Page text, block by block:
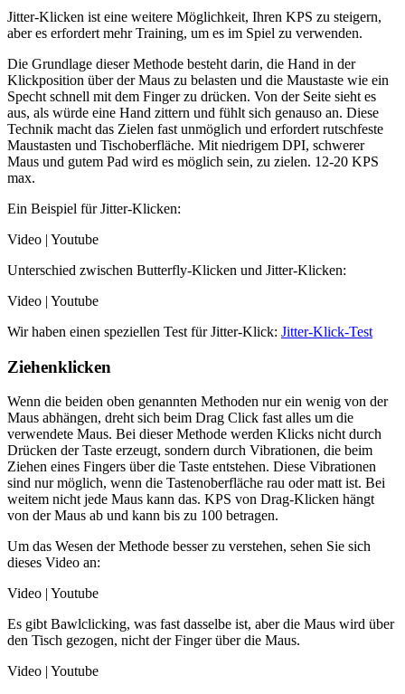
Jitter-Klicken ist eine weitere Möglichkeit, Ihren KPS zu steigern,
aber es erfordert mehr Training, um es im Spiel zu verwenden.
Die Grundlage dieser Methode besteht darin, die Hand in der
Klickposition über der Maus zu belasten und die Maustaste wie ein
Specht schnell mit dem Finger zu drücken. Von der Seite sieht es
aus, als würde eine Hand zittern und fühlt sich genauso an. Diese
Technik macht das Zielen fast unmöglich und erfordert rutschfeste
Maustasten und Tischoberfläche. Mit niedrigem DPI, schwerer
Maus und gutem Pad wird es möglich sein, zu zielen. 12-20 KPS
max.
Ein Beispiel für Jitter-Klicken:
Video | Youtube
Unterschied zwischen Butterfly-Klicken und Jitter-Klicken:
Video | Youtube
Wir haben einen speziellen Test für Jitter-Klick: Jitter-Klick-Test
Ziehenklicken
Wenn die beiden oben genannten Methoden nur ein wenig von der
Maus abhängen, dreht sich beim Drag Click fast alles um die
verwendete Maus. Bei dieser Methode werden Klicks nicht durch
Drücken der Taste erzeugt, sondern durch Vibrationen, die beim
Ziehen eines Fingers über die Taste entstehen. Diese Vibrationen
sind nur möglich, wenn die Tastenoberfläche rau oder matt ist. Bei
weitem nicht jede Maus kann das. KPS von Drag-Klicken hängt
von der Maus ab und kann bis zu 100 betragen.
Um das Wesen der Methode besser zu verstehen, sehen Sie sich
dieses Video an:
Video | Youtube
Es gibt Bawlclicking, was fast dasselbe ist, aber die Maus wird über
den Tisch gezogen, nicht der Finger über die Maus.
Video | Youtube